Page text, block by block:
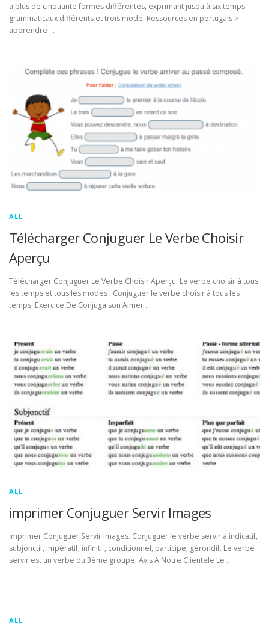
a plus de cinquante formes différentes, exprimant jusqu'à six temps
grammaticaux différents et trois mode. Ressources en portugais >
apprendre …
ALL
Télécharger Conjuguer Le Verbe Choisir
Aperçu
Télécharger Conjuguer Le Verbe Choisir Aperçu. Le verbe choisir à tous
les temps et tous les modes : Conjuguer le verbe choisir à tous les
temps. Exercice De Conjugaison Aimer …
ALL
imprimer Conjuguer Servir Images
imprimer Conjuguer Servir Images. Conjuguer le verbe servir à indicatif,
subjonctif, impératif, infinitif, conditionnel, participe, gérondif. Le verbe
servir est un verbe du 3ème groupe. Avis A Notre Clientele Le …
ALL